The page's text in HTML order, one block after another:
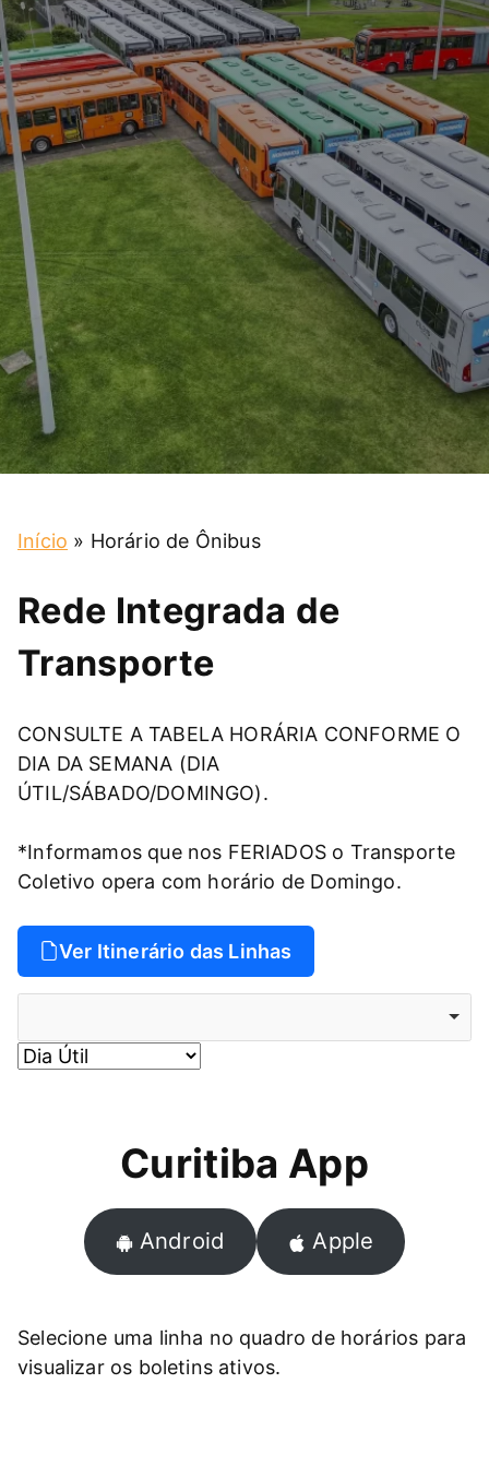
Início » Horário de Ônibus
Rede Integrada de
Transporte
CONSULTE A TABELA HORÁRIA CONFORME O
DIA DA SEMANA (DIA
ÚTIL/SÁBADO/DOMINGO).
*Informamos que nos FERIADOS o Transporte
Coletivo opera com horário de Domingo.
Ver Itinerário das Linhas
uma
linha
Selecione
Curitiba App
Android Apple
Selecione uma linha no quadro de horários para
visualizar os boletins ativos.